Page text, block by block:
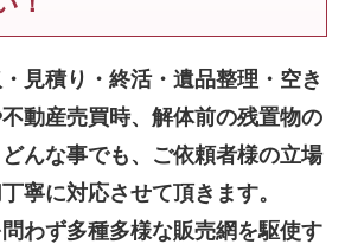
見積り・終活・遺品整理・空き
動産売買時、解体前の残置物の
んな事でも、 ご依頼者様の立場
寧に対応させて頂きます。
わず多種多様な販売網を駆使す